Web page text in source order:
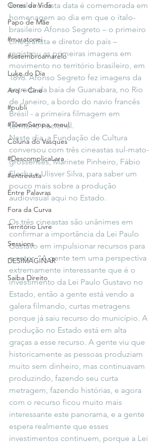
Cores da Vida
Papo de Mãe
#maratonei
#setembroamarelo
Luke do Dia
Arq + Cine
#publi
#TôemSampa, meu!
Coluna do Vasques
#DescomplicaLara
#entrevista
Entre Palavras
Fora da Curva
Território Livre
Sessions
DESIMAGINAR
Saiba Direito
Brasileiro. Esta data é comemorada em
homenagem ao dia em que o ítalo-
brasileiro Afonso Segreto – o primeiro
cinegrafista e diretor do país –
registrou as primeiras imagens em
movimento no território brasileiro, em
1898. Afonso Segreto fez imagens da
entrada da baía de Guanabara, no Rio
de Janeiro, a bordo do navio francês
Brésil - a primeira filmagem em
território nacional.
Neste dia, a Fundação de Cultura
conversou com três cineastas sul-mato-
grossenses, Marinete Pinheiro, Fábio
Flecha e Ulisver Silva, para saber um
pouco mais sobre a produção
audiovisual aqui no Estado.
Os três cineastas são unânimes em
confirmar a importância da Lei Paulo
Gustavo em impulsionar recursos para
o setor. “A gente tem uma perspectiva
extremamente interessante que é o
investimento da Lei Paulo Gustavo no
Estado, então a gente está vendo a
galera filmando, curtas metragens
porque já saiu recurso do município. A
produção no Estado está em alta
graças a esse recurso. A gente viu que
historicamente as pessoas produziam
muito sem dinheiro, mas continuavam
produzindo, fazendo seu curta
metragem, fazendo histórias, e agora
com o recurso ficou muito mais
interessante este panorama, e a gente
espera realmente que esses
investimentos continuem, porque a Lei